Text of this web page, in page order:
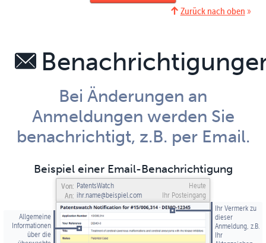
Zurück nach oben
Bei Änderungen an
Anmeldungen werden Sie
benachrichtigt, z.B. per Email.
Beispiel einer Email-Benachrichtigung
Von: PatentsWatch
An: ihr.name@beispiel.com
Heute
Ihr Posteingang
Allgemeine
Informationen
über die
Ihr Vermerk zu
dieser
Anmeldung, z.B.
Ihr